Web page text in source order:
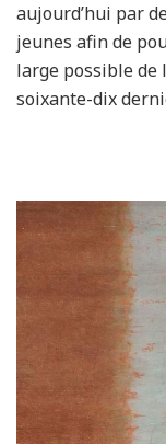
aujourd’hui par
jeunes afin de
large possible de
soixante-dix